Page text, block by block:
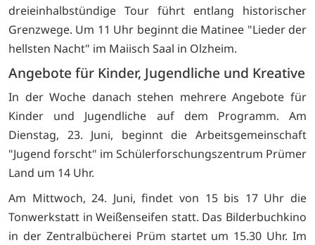
dreieinhalbstündige Tour führt entlang historischer
Grenzwege. Um 11 Uhr beginnt die Matinee "Lieder der
hellsten Nacht" im Maiisch Saal in Olzheim.
Angebote für Kinder, Jugendliche und Kreative
In der Woche danach stehen mehrere Angebote für
Kinder und Jugendliche auf dem Programm. Am
Dienstag, 23. Juni, beginnt die Arbeitsgemeinschaft
"Jugend forscht" im Schülerforschungszentrum Prümer
Land um 14 Uhr.
Am Mittwoch, 24. Juni, findet von 15 bis 17 Uhr die
Tonwerkstatt in Weißenseifen statt. Das Bilderbuchkino
in der Zentralbücherei Prüm startet um 15.30 Uhr. Im